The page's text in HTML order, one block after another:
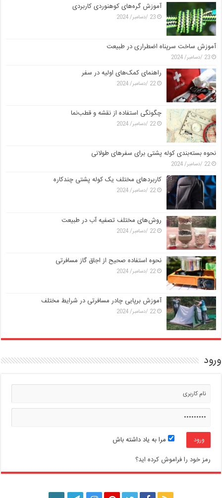
آموزش گره‌های کوهنوردی کاربردی
23 /دسامبر/ 2024
آموزش ساخت سرپناه اضطراری در طبیعت
23 /دسامبر/ 2024
راهنمای کمک‌های اولیه در سفر
22 /دسامبر/ 2024
چگونگی استفاده از نقشه و قطب‌نما
22 /دسامبر/ 2024
نحوه بسته‌بندی کوله پشتی برای سفرهای طولانی
22 /دسامبر/ 2024
کاربردهای مختلف یک کوله پشتی چندکاره
22 /دسامبر/ 2024
روش‌های مختلف تصفیه آب در طبیعت
22 /دسامبر/ 2024
نحوه استفاده صحیح از اجاق گاز مسافرتی
22 /دسامبر/ 2024
آموزش برپایی چادر مسافرتی در شرایط مختلف
22 /دسامبر/ 2024
ورود
مرا به یاد داشته باش
رمز خود را فراموش کرده اید؟